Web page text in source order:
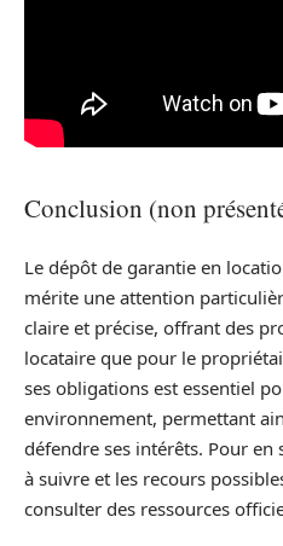
Conclusion (non
Le dépôt de garantie en
mérite une attention
claire et précise, offrant des
locataire que pour le
ses obligations est essentiel
environnement, permettant
défendre ses intérêts. Pour
à suivre et les recours
consulter des ressources